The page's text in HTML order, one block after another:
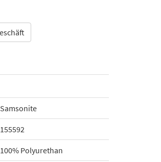
Samsonite
155592
100% Polyurethan